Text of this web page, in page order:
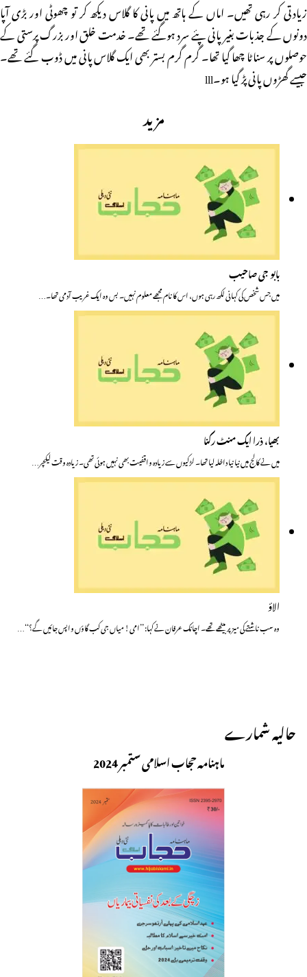
زیادتی کر رہی تھیں۔ اماں کے ہاتھ میں پانی کا گلاس دیکھ کر تو چھوٹی اور بڑی آپا
دونوں کے جذبات بغیر پانی پئے سرد ہوگئے تھے۔ خدمت خلق اور بزرگ پرستی کے
حوصلوں پر سناٹا چھا گیا تھا۔ گرم گرم بستر بھی ایک گلاس پانی میں ڈوب گئے تھے۔
جیسے گھڑوں پانی پڑ گیا ہو۔lll
مزید
بابو جی صاحیب
میں جس شخص کی کہانی لکھ رہی ہوں، اس کا نام مجھے معلوم نہیں۔ بس وہ ایک غریب آدمی تھا۔…
بھیا، ذرا ایک منٹ رکنا
میں نے کالج میں نیا نیا داخلہ لیا تھا۔ لڑکیوں سے زیادہ واقفیت بھی نہیں ہوئی تھی۔ زیادہ وقت لیکچر…
الاؤ
وہ سب ناشتے کی میز پر بیٹھے تھے۔ اچانک عرفان نے کہا: ’’امی! میاں جی کب گاؤں واپس جائیں گے؟‘‘…
حالیہ شمارے
ماہنامہ حجاب اسلامی ستمبر 2024